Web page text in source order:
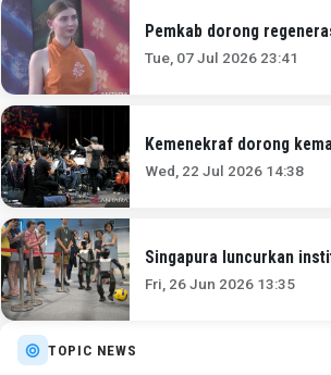
Pemkab dorong
Tue, 07 Jul 2026 23:41
Kemenekraf dorong
Wed, 22 Jul 2026 14:38
Singapura luncurkan
Fri, 26 Jun 2026 13:35
TOPIC NEWS